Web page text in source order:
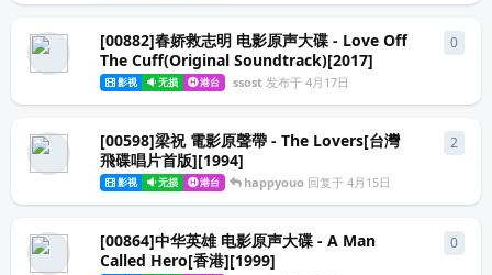
[00882]春娇救志明 电影原声大碟 - Love Off
The Cuff(Original Soundtrack)[2017]
影视 无损 港台 ssost 发布于4月17日
0
[00598]梁祝 電影原聲帶 - The Lovers[台灣
飛碟唱片首版][1994]
影视 无损 港台 happyouo 回复于4月15日
2
[00864]中华英雄 电影原声大碟 - A Man
Called Hero[香港][1999]
0